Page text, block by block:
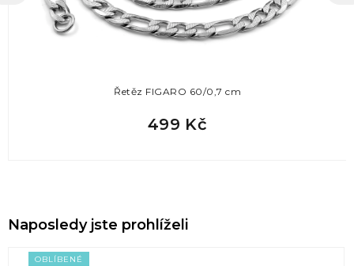
Řetěz FIGARO 60/0,7 cm
499 Kč
Naposledy jste prohlíželi
OBLÍBENÉ